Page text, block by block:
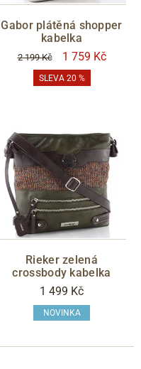
Gabor plátěná shopper
kabelka
2 199 Kč 1 759 Kč
SLEVA 20 %
Rieker zelená
crossbody kabelka
1 499 Kč
NOVINKA